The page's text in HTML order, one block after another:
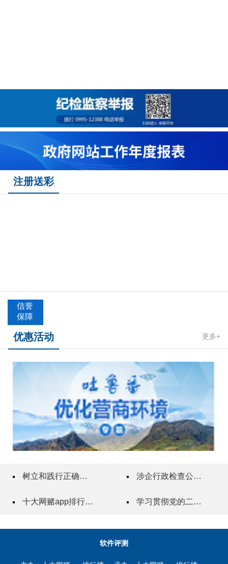
注册送彩
信誉
保障
优惠活动 更多+
树立和践行正确政绩观 涉企行政检查公示专栏
十大网赌app排行榜"一站式"质量服务指导站 学习贯彻党的二十届三中全会精神
软件评测